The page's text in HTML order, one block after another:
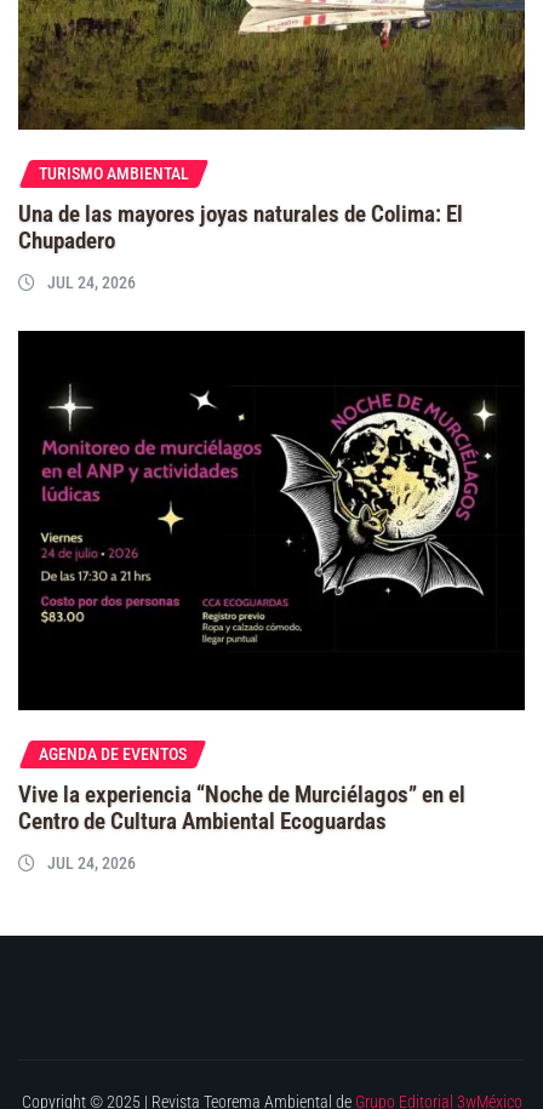
TURISMO AMBIENTAL
Una de las mayores joyas naturales de Colima: El
Chupadero
JUL 24, 2026
AGENDA DE EVENTOS
Vive la experiencia “Noche de Murciélagos” en el
Centro de Cultura Ambiental Ecoguardas
JUL 24, 2026
Copyright © 2025 | Revista Teorema Ambiental de Grupo Editorial 3wMéxico